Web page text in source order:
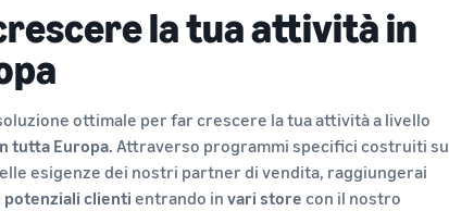
la tua attività in
ottimale per far crescere la tua attività a livello
tutta Europa. Attraverso programmi specifici costruiti su
esigenze dei nostri partner di vendita, raggiungerai
potenziali clientientrando in vari store con il nostro